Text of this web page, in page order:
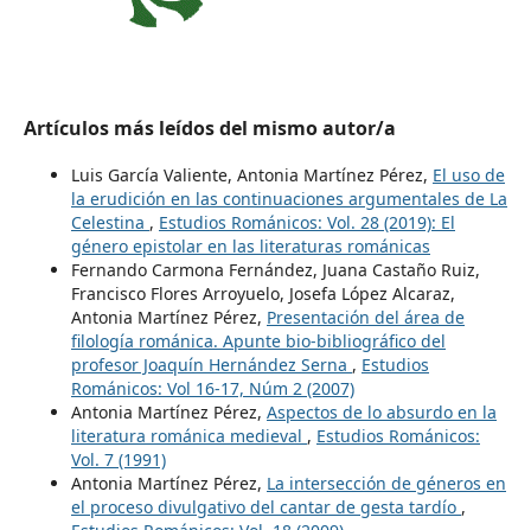
Artículos más leídos del mismo autor/a
Luis García Valiente, Antonia Martínez Pérez, El uso de
la erudición en las continuaciones argumentales de La
Celestina , Estudios Románicos: Vol. 28 (2019): El
género epistolar en las literaturas románicas
Fernando Carmona Fernández, Juana Castaño Ruiz,
Francisco Flores Arroyuelo, Josefa López Alcaraz,
Antonia Martínez Pérez, Presentación del área de
filología románica. Apunte bio-bibliográfico del
profesor Joaquín Hernández Serna , Estudios
Románicos: Vol 16-17, Núm 2 (2007)
Antonia Martínez Pérez, Aspectos de lo absurdo en la
literatura románica medieval , Estudios Románicos:
Vol. 7 (1991)
Antonia Martínez Pérez, La intersección de géneros en
el proceso divulgativo del cantar de gesta tardío ,